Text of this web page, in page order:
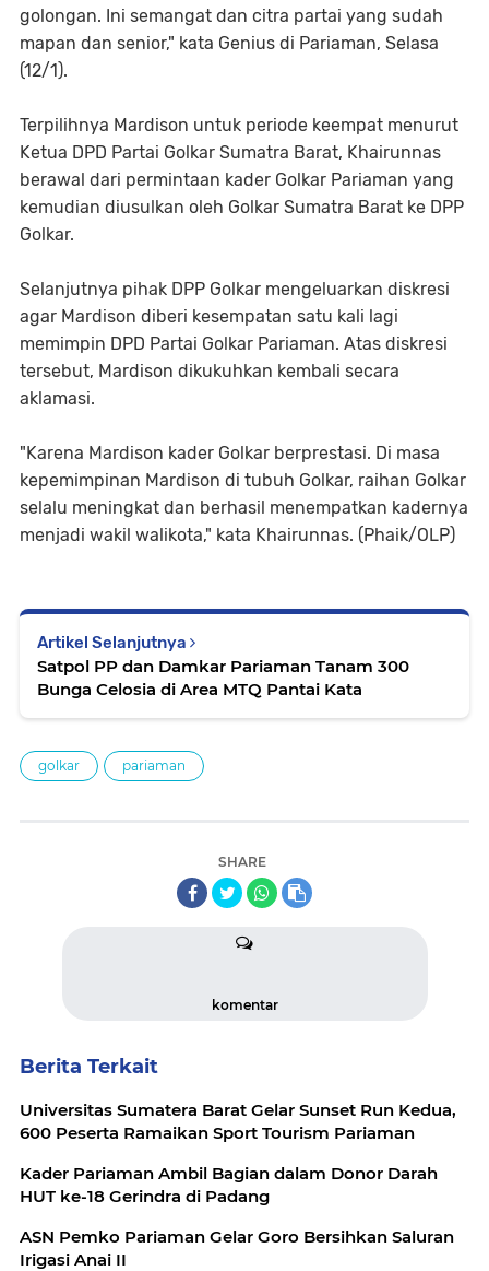
golongan. Ini semangat dan citra partai yang sudah
mapan dan senior," kata Genius di Pariaman, Selasa
(12/1).
Terpilihnya Mardison untuk periode keempat menurut
Ketua DPD Partai Golkar Sumatra Barat, Khairunnas
berawal dari permintaan kader Golkar Pariaman yang
kemudian diusulkan oleh Golkar Sumatra Barat ke DPP
Golkar.
Selanjutnya pihak DPP Golkar mengeluarkan diskresi
agar Mardison diberi kesempatan satu kali lagi
memimpin DPD Partai Golkar Pariaman. Atas diskresi
tersebut, Mardison dikukuhkan kembali secara
aklamasi.
"Karena Mardison kader Golkar berprestasi. Di masa
kepemimpinan Mardison di tubuh Golkar, raihan Golkar
selalu meningkat dan berhasil menempatkan kadernya
menjadi wakil walikota," kata Khairunnas. (Phaik/OLP)
Artikel Selanjutnya
Satpol PP dan Damkar Pariaman Tanam 300
Bunga Celosia di Area MTQ Pantai Kata
golkar pariaman
SHARE
komentar
Berita Terkait
Universitas Sumatera Barat Gelar Sunset Run Kedua,
600 Peserta Ramaikan Sport Tourism Pariaman
Kader Pariaman Ambil Bagian dalam Donor Darah
HUT ke-18 Gerindra di Padang
ASN Pemko Pariaman Gelar Goro Bersihkan Saluran
Irigasi Anai II